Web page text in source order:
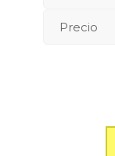
Precio